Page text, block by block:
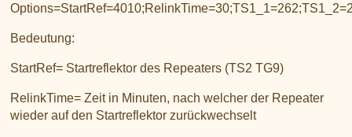
Bedeutung:
StartRef= Startreflektor des Repeaters (TS2 TG9)
RelinkTime= Zeit in Minuten, nach welcher der Repeater
wieder auf den Startreflektor zurückwechselt